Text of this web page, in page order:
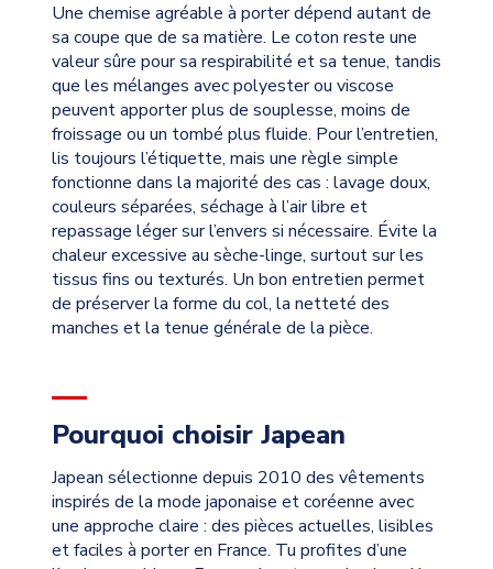
Une chemise agréable à porter dépend autant de
sa coupe que de sa matière. Le coton reste une
valeur sûre pour sa respirabilité et sa tenue, tandis
que les mélanges avec polyester ou viscose
peuvent apporter plus de souplesse, moins de
froissage ou un tombé plus fluide. Pour l’entretien,
lis toujours l’étiquette, mais une règle simple
fonctionne dans la majorité des cas : lavage doux,
couleurs séparées, séchage à l’air libre et
repassage léger sur l’envers si nécessaire. Évite la
chaleur excessive au sèche-linge, surtout sur les
tissus fins ou texturés. Un bon entretien permet
de préserver la forme du col, la netteté des
manches et la tenue générale de la pièce.
Pourquoi choisir Japean
Japean sélectionne depuis 2010 des vêtements
inspirés de la mode japonaise et coréenne avec
une approche claire : des pièces actuelles, lisibles
et faciles à porter en France. Tu profites d’une